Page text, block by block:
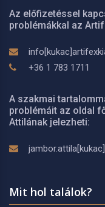
Az előfizetéssel
problémákkal az
+36 1 783 1711
A szakmai
problémáit az oldal
Attilának jelezheti:
Mit hol találok?